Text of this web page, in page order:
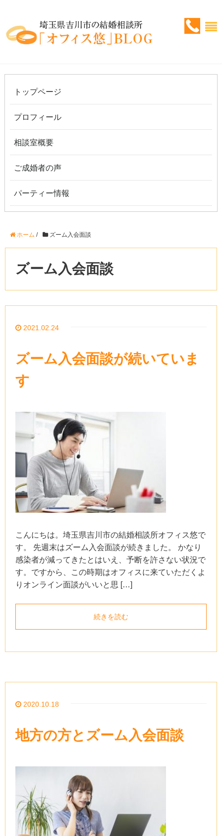
トップページ
プロフィール
相談室概要
ご成婚者の声
パーティー情報
ホーム / ズーム入会面談
ズーム入会面談
2021.02.24
ズーム入会面談が続いていま
す
こんにちは。埼玉県吉川市の結婚相談所オフィス悠で
す。 先週末はズーム入会面談が続きました。 かなり
感染者が減ってきたとはいえ、予断を許さない状況で
す。ですから、この時期はオフィスに来ていただくよ
りオンライン面談がいいと思 […]
続きを読む
2020.10.18
地方の方とズーム入会面談